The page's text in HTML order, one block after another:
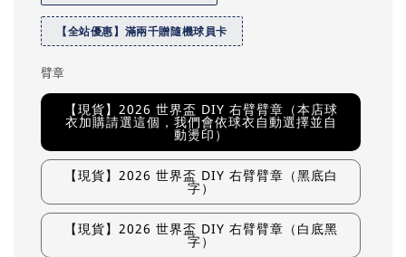
【全站優惠】滿兩千贈隨機球員卡
臂章
【現貨】2026 世界盃 DIY 右臂臂章（本店球
衣加購請選這個，我們會依球衣自動選擇並自
動燙印）
【現貨】2026 世界盃 DIY 右臂臂章（黑底白
字）
【現貨】2026 世界盃 DIY 右臂臂章（白底黑
字）